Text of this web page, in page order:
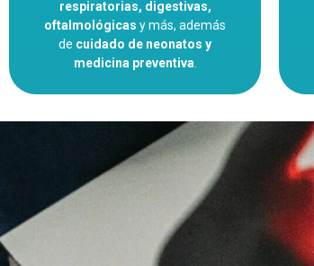
respiratorias, digestivas,
oftalmológicas y más, además
de cuidado de neonatos y
medicina preventiva